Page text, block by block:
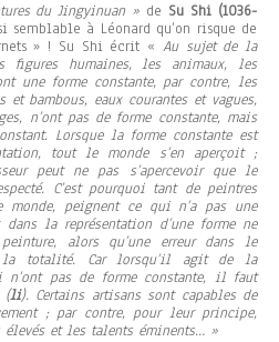
du Jingyinuan » de Su Shi (1036-
semblable à Léonard qu’on risque de
» ! Su Shi écrit « Au sujet de la
figures humaines, les animaux, les
une forme constante, par contre, les
et bambous, eaux courantes et vagues,
n’ont pas de forme constante, mais
Lorsque la forme constante est
tout le monde s’en aperçoit ;
peut ne pas s’apercevoir que le
C’est pourquoi tant de peintres
monde, peignent ce qui n’a pas une
la représentation d’une forme ne
alors qu’une erreur dans le
totalité. Car lorsqu’il agit de la
n’ont pas de forme constante, il faut
(li). Certains artisans sont capables de
; par contre, pour leur principe,
et les talents éminents… »